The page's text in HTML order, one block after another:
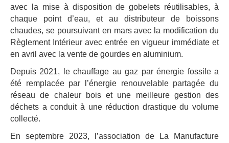
avec la mise à disposition de gobelets réutilisables, à
chaque point d’eau, et au distributeur de boissons
chaudes, se poursuivant en mars avec la modification du
Règlement Intérieur avec entrée en vigueur immédiate et
en avril avec la vente de gourdes en aluminium.
Depuis 2021, le chauffage au gaz par énergie fossile a
été remplacée par l’énergie renouvelable partagée du
réseau de chaleur bois et une meilleure gestion des
déchets a conduit à une réduction drastique du volume
collecté.
En septembre 2023, l’association de La Manufacture